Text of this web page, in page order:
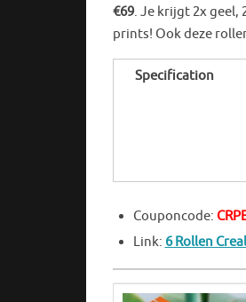
€69. Je krijgt 2x geel,
prints! Ook deze
Specification
Couponcode:
Link: 6 Rollen